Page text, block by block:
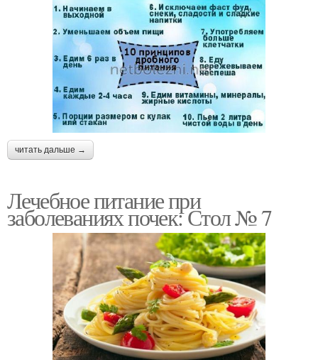
читать дальше →
Лечебное питание при
заболеваниях почек: Стол № 7